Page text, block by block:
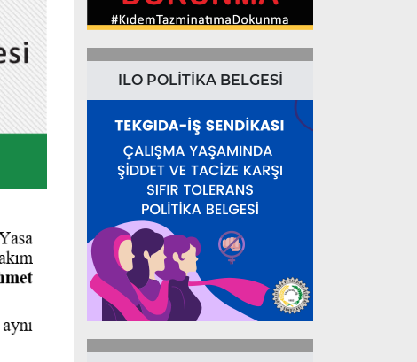
ILO POLİTİKA BELGESİ